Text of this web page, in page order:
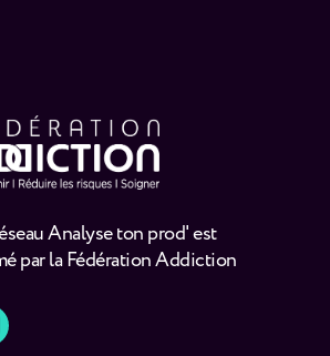
Analyse ton prod' est
par la Fédération Addiction